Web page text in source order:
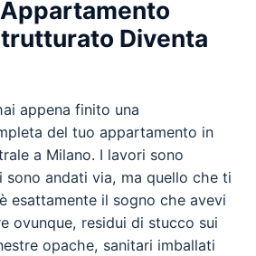
Diventa
appena finito una
del tuo appartamento in
a Milano. I lavori sono
andati via, ma quello che ti
esattamente il sogno che avevi
ovunque, residui di stucco sui
opache, sanitari imballati